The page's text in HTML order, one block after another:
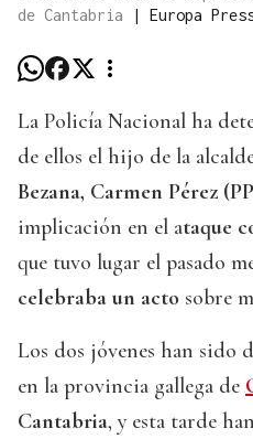
de Cantabria
| Europa
La Policía Nacional ha
de ellos el hijo de la
Bezana, Carmen Pérez
implicación en el ataque
que tuvo lugar el pasado
celebraba un acto sobre
Los dos jóvenes han sido
en la provincia gallega de
Cantabria, y esta tarde